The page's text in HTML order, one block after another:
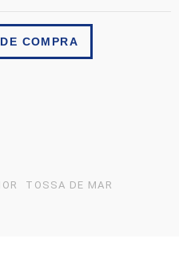
COMPRA
TOSSA DE MAR